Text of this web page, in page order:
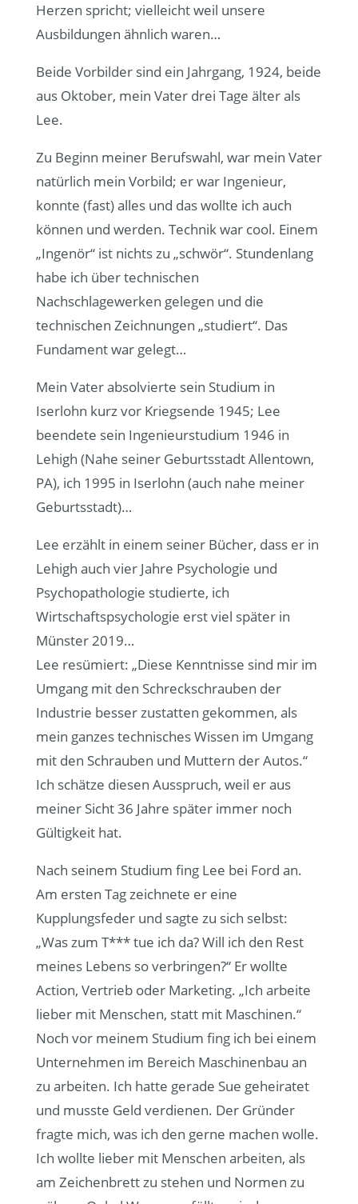
Herzen spricht; vielleicht weil unsere
Ausbildungen ähnlich waren…
Beide Vorbilder sind ein Jahrgang, 1924, beide
aus Oktober, mein Vater drei Tage älter als
Lee.
Zu Beginn meiner Berufswahl, war mein Vater
natürlich mein Vorbild; er war Ingenieur,
konnte (fast) alles und das wollte ich auch
können und werden. Technik war cool. Einem
„Ingenör“ ist nichts zu „schwör“. Stundenlang
habe ich über technischen
Nachschlagewerken gelegen und die
technischen Zeichnungen „studiert“. Das
Fundament war gelegt…
Mein Vater absolvierte sein Studium in
Iserlohn kurz vor Kriegsende 1945; Lee
beendete sein Ingenieurstudium 1946 in
Lehigh (Nahe seiner Geburtsstadt Allentown,
PA), ich 1995 in Iserlohn (auch nahe meiner
Geburtsstadt)…
Lee erzählt in einem seiner Bücher, dass er in
Lehigh auch vier Jahre Psychologie und
Psychopathologie studierte, ich
Wirtschaftspsychologie erst viel später in
Münster 2019…
Lee resümiert: „Diese Kenntnisse sind mir im
Umgang mit den Schreckschrauben der
Industrie besser zustatten gekommen, als
mein ganzes technisches Wissen im Umgang
mit den Schrauben und Muttern der Autos.“
Ich schätze diesen Ausspruch, weil er aus
meiner Sicht 36 Jahre später immer noch
Gültigkeit hat.
Nach seinem Studium fing Lee bei Ford an.
Am ersten Tag zeichnete er eine
Kupplungsfeder und sagte zu sich selbst:
„Was zum T*** tue ich da? Will ich den Rest
meines Lebens so verbringen?“ Er wollte
Action, Vertrieb oder Marketing. „Ich arbeite
lieber mit Menschen, statt mit Maschinen.“
Noch vor meinem Studium fing ich bei einem
Unternehmen im Bereich Maschinenbau an
zu arbeiten. Ich hatte gerade Sue geheiratet
und musste Geld verdienen. Der Gründer
fragte mich, was ich den gerne machen wolle.
Ich wollte lieber mit Menschen arbeiten, als
am Zeichenbrett zu stehen und Normen zu